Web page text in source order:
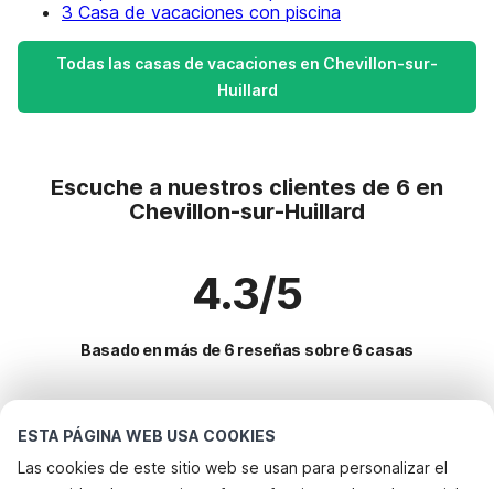
ESTA PÁGINA WEB USA COOKIES
Las cookies de este sitio web se usan para personalizar el
3 Casa de vacaciones con piscina
Todas las casas de vacaciones en Chevillon-sur-
Huillard
Escuche a nuestros clientes de 6 en
Chevillon-sur-Huillard
4.3/5
Basado en más de 6 reseñas sobre 6 casas
Destinos más populares para vacaciones
Ciudades con los mejores servicios para vacaciones